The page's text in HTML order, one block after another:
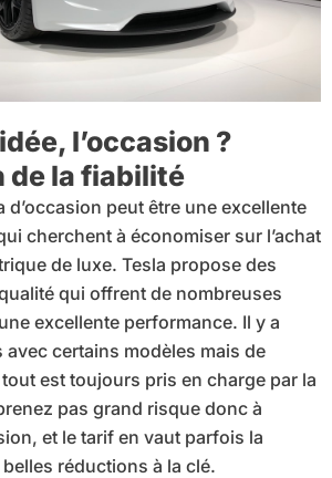
l’occasion ?
de la fiabilité
d’occasion peut être une excellente
cherchent à économiser sur l’achat
de luxe. Tesla propose des
qui offrent de nombreuses
excellente performance. Il y a
certains modèles mais de
est toujours pris en charge par la
pas grand risque donc à
et le tarif en vaut parfois la
réductions à la clé.